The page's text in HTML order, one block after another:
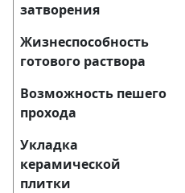
затворения
Жизнеспособность
готового раствора
Возможность пешего
прохода
Укладка
керамической
плитки